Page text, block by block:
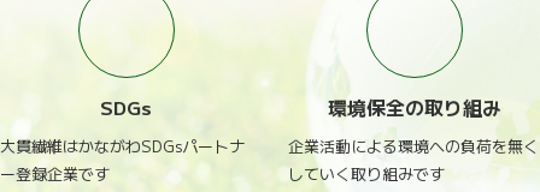
SDGs
大貫繊維はかながわSDGsパートナ
ー登録企業です
環境保全の取り組み
企業活動による環境への負荷を無く
していく取り組みです